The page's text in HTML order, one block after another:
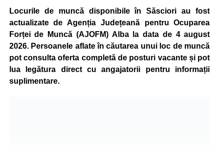
energie electrică din România. O parte din necesarul
energetic este acoperită prin producția proprie de energie,
realizată cu ajutorul panourilor fotovoltaice și al unităților
de cogenerare.
Reprezentanții companiei afirmă că vor continua
colaborarea cu autoritățile și operatorii din domeniul
energetic pentru a contribui la depășirea perioadei dificile
Locurile de muncă disponibile în Săsciori au fost
actualizate de Agenția Județeană pentru Ocuparea
Forței de Muncă (AJOFM) Alba la data de 4 august
2026. Persoanele aflate în căutarea unui loc de muncă
pot consulta oferta completă de posturi vacante și pot
lua legătura direct cu angajatorii pentru informații
suplimentare.